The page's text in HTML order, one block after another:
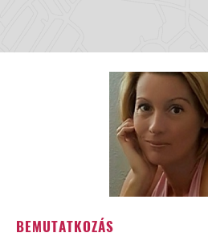
BEMUTATKOZÁS